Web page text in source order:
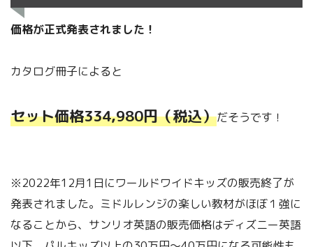
価格が正式発表されました！
カタログ冊子によると
セット価格334,980円（税込）だそうです！
※2022年12月1日にワールドワイドキッズの販売終了が
発表されました。ミドルレンジの楽しい教材がほぼ１強に
なることから、サンリオ英語の販売価格はディズニー英語